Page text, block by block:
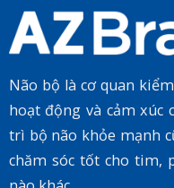
Não bộ là cơ quan
hoạt động và cảm xúc
trì bộ não khỏe mạnh
chăm sóc tốt cho tim,